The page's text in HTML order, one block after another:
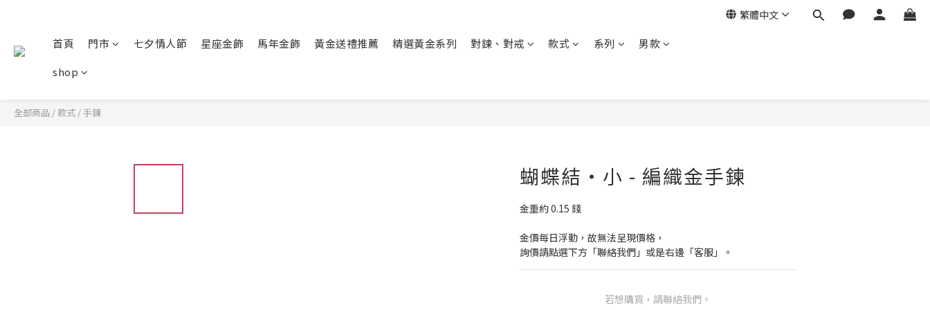
繁體中文
首頁 門市 七夕情人節 星座金飾 馬年金飾 黃金送禮推薦 精選黃金系列 對鍊、對戒 款式 系列
男款
shop
全部商品 /款式 /手鍊
蝴蝶結・小 - 編織金手鍊
金重約 0.15 錢
金價每日浮動，故無法呈現價格，
詢價請點選下方「聯絡我們」或是右邊「客服」。
若想購買，請聯絡我們。